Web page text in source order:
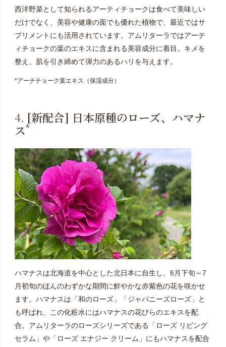
西洋野菜として知られるアーティチョークは食べて美味しい
だけでなく、美容や健康の面でも優れた植物で、最近ではサ
プリメントにも活用されています。アムリターラではアーテ
ィチョークの葉のエキスに含まれる美容成分に着目。キメを
整え、肌を引き締めて弾力のあるハリを与えます。
*アーチチョーク葉エキス（保湿成分）
4. [新配合] 日本原種のローズ、ハマナ
ス*
ハマナスは北海道を中心とした北日本に自生し、6月下旬～7
月初旬のほんのわずかな期間に鮮やかな赤紫色の花を咲かせ
ます。ハマナスは「和のローズ」「ジャパニーズローズ」と
も呼ばれ、この化粧水にはハマナスの花びらのエキスを配
合。アムリターラのローズシリーズである「ローズ リビング
セラム」や「ローズ エナジー クリーム」にもハマナスを配合